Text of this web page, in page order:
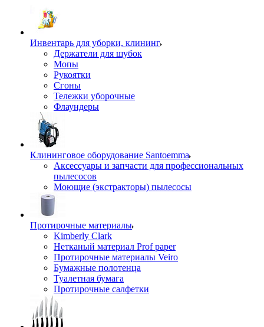
Инвентарь для уборки, клининг
Держатели для шубок
Мопы
Рукоятки
Сгоны
Тележки уборочные
Флаундеры
Клининговое оборудование Santoemma
Аксессуары и запчасти для профессиональных
пылесосов
Моющие (экстракторы) пылесосы
Протирочные материалы
Kimberly Clark
Нетканый материал Prof paper
Протирочные материалы Veiro
Бумажные полотенца
Туалетная бумага
Протирочные салфетки